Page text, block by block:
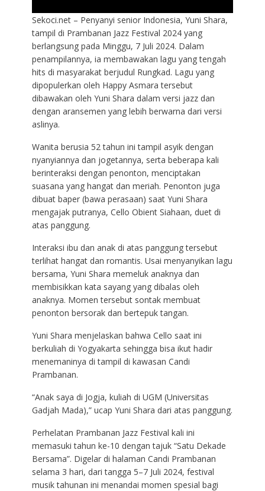
Sekoci.net – Penyanyi senior Indonesia, Yuni Shara,
tampil di Prambanan Jazz Festival 2024 yang
berlangsung pada Minggu, 7 Juli 2024. Dalam
penampilannya, ia membawakan lagu yang tengah
hits di masyarakat berjudul Rungkad. Lagu yang
dipopulerkan oleh Happy Asmara tersebut
dibawakan oleh Yuni Shara dalam versi jazz dan
dengan aransemen yang lebih berwarna dari versi
aslinya.
Wanita berusia 52 tahun ini tampil asyik dengan
nyanyiannya dan jogetannya, serta beberapa kali
berinteraksi dengan penonton, menciptakan
suasana yang hangat dan meriah. Penonton juga
dibuat baper (bawa perasaan) saat Yuni Shara
mengajak putranya, Cello Obient Siahaan, duet di
atas panggung.
Interaksi ibu dan anak di atas panggung tersebut
terlihat hangat dan romantis. Usai menyanyikan lagu
bersama, Yuni Shara memeluk anaknya dan
membisikkan kata sayang yang dibalas oleh
anaknya. Momen tersebut sontak membuat
penonton bersorak dan bertepuk tangan.
Yuni Shara menjelaskan bahwa Cello saat ini
berkuliah di Yogyakarta sehingga bisa ikut hadir
menemaninya di tampil di kawasan Candi
Prambanan.
“Anak saya di Jogja, kuliah di UGM (Universitas
Gadjah Mada),” ucap Yuni Shara dari atas panggung.
Perhelatan Prambanan Jazz Festival kali ini
memasuki tahun ke-10 dengan tajuk “Satu Dekade
Bersama”. Digelar di halaman Candi Prambanan
selama 3 hari, dari tangga 5–7 Juli 2024, festival
musik tahunan ini menandai momen spesial bagi